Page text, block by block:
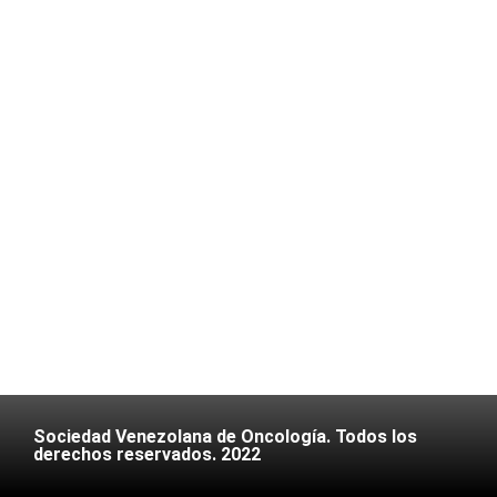
Sociedad Venezolana de Oncología. Todos los
derechos reservados. 2022